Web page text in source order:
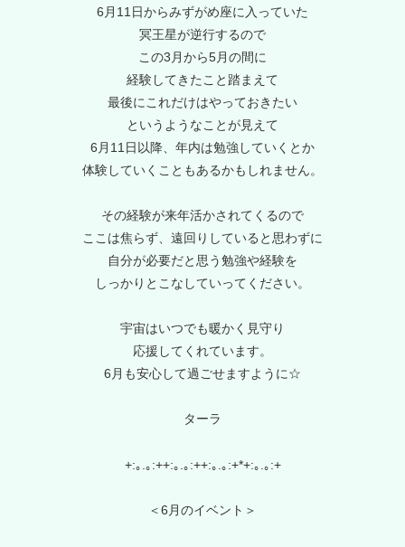
6月11日からみずがめ座に入っていた
冥王星が逆行するので
この3月から5月の間に
経験してきたこと踏まえて
最後にこれだけはやっておきたい
というようなことが見えて
6月11日以降、年内は勉強していくとか
体験していくこともあるかもしれません。
その経験が来年活かされてくるので
ここは焦らず、遠回りしていると思わずに
自分が必要だと思う勉強や経験を
しっかりとこなしていってください。
宇宙はいつでも暖かく見守り
応援してくれています。
6月も安心して過ごせますように☆
ターラ
+:｡.｡:++:｡.｡:++:｡.｡:+*+:｡.｡:+
＜6月のイベント＞